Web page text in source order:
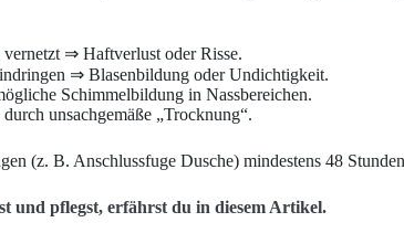
⇒ Haftverlust oder Risse.
⇒ Blasenbildung oder Undichtigkeit.
Schimmelbildung in Nassbereichen.
unsachgemäße „Trocknung“.
(z. B. Anschlussfuge Dusche) mindestens 48
und pflegst, erfährst du in diesem Artikel.